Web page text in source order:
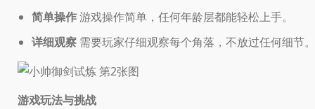
简单操作游戏操作简单，任何年龄层都能轻松上手。
详细观察 需要玩家仔细观察每个角落，不放过任何细节。
游戏玩法与挑战